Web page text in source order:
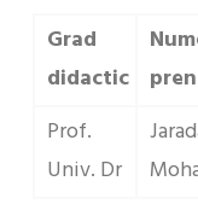
Grad
didactic
Prof.
Univ. Dr